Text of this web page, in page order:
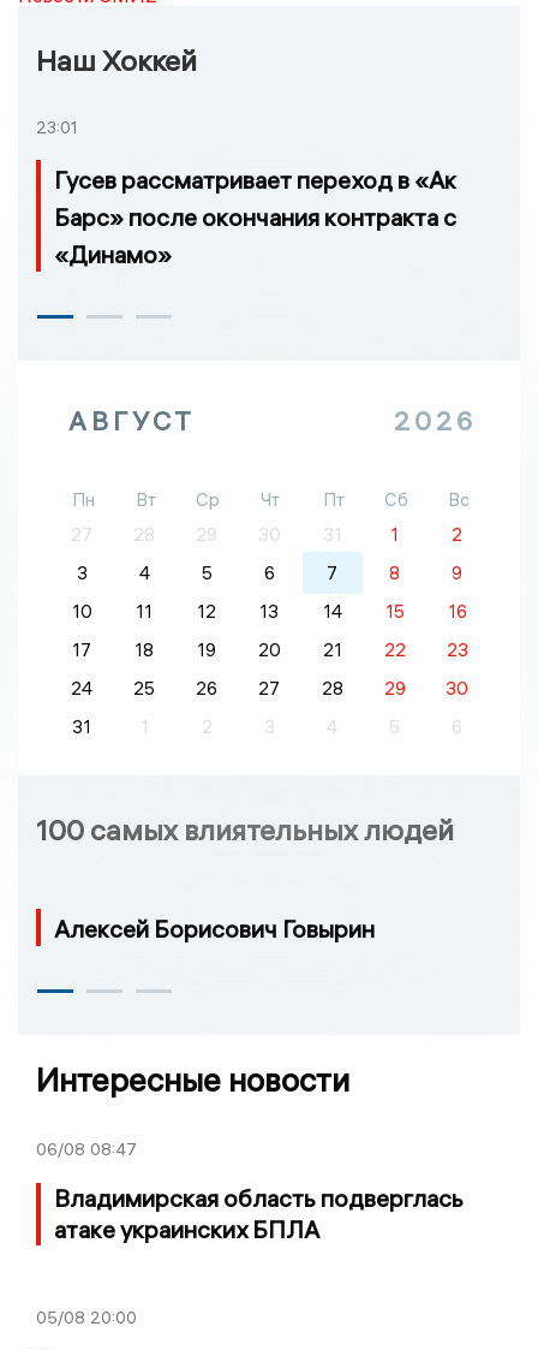
Наш Хоккей
23:01
Гусев рассматривает переход в «Ак
Барс» после окончания контракта с
«Динамо»
АВГУСТ 2026
Пн Вт Ср Чт Пт Сб
Вс
27
28 29 30 31 1
2
3
4 5 6 7 8
9
10
11 12 13 14 15
16
17
18 19 20 21 22
23
24
25 26 27 28 29
30
31
1 2 3 4 5 6
100 самых влиятельных людей
Алексей Борисович Говырин
Интересные новости
06/08 08:47
Владимирская область подверглась
атаке украинских БПЛА
05/08 20:00